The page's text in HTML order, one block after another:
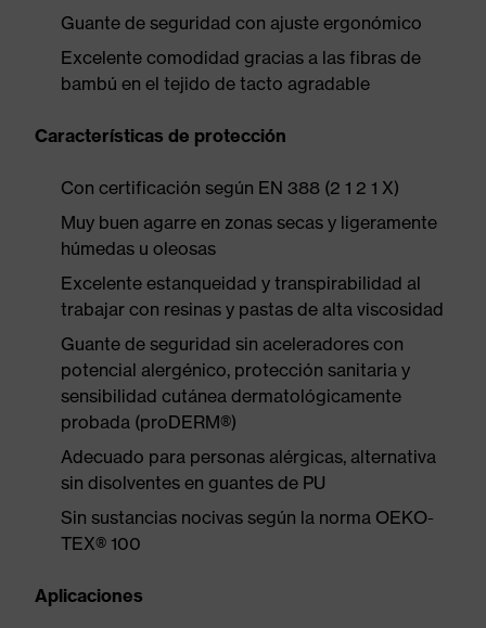
Guante de seguridad con ajuste ergonómico
Excelente comodidad gracias a las fibras de
bambú en el tejido de tacto agradable
Características de protección
Con certificación según EN 388 (2 1 2 1 X)
Muy buen agarre en zonas secas y ligeramente
húmedas u oleosas
Excelente estanqueidad y transpirabilidad al
trabajar con resinas y pastas de alta viscosidad
Guante de seguridad sin aceleradores con
potencial alergénico, protección sanitaria y
sensibilidad cutánea dermatológicamente
probada (proDERM®)
Adecuado para personas alérgicas, alternativa
sin disolventes en guantes de PU
Sin sustancias nocivas según la norma OEKO-
TEX® 100
Aplicaciones